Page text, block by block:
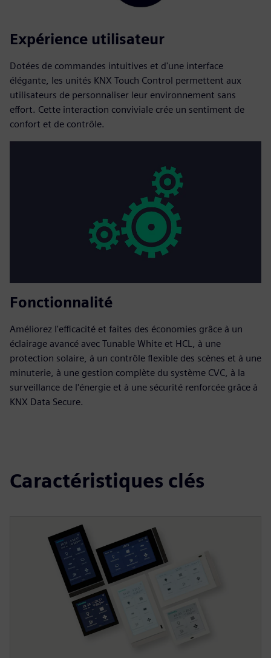
Expérience utilisateur
Dotées de commandes intuitives et d'une interface
élégante, les unités KNX Touch Control permettent aux
utilisateurs de personnaliser leur environnement sans
effort. Cette interaction conviviale crée un sentiment de
confort et de contrôle.
Fonctionnalité
Améliorez l'efficacité et faites des économies grâce à un
éclairage avancé avec Tunable White et HCL, à une
protection solaire, à un contrôle flexible des scènes et à une
minuterie, à une gestion complète du système CVC, à la
surveillance de l'énergie et à une sécurité renforcée grâce à
KNX Data Secure.
Caractéristiques clés